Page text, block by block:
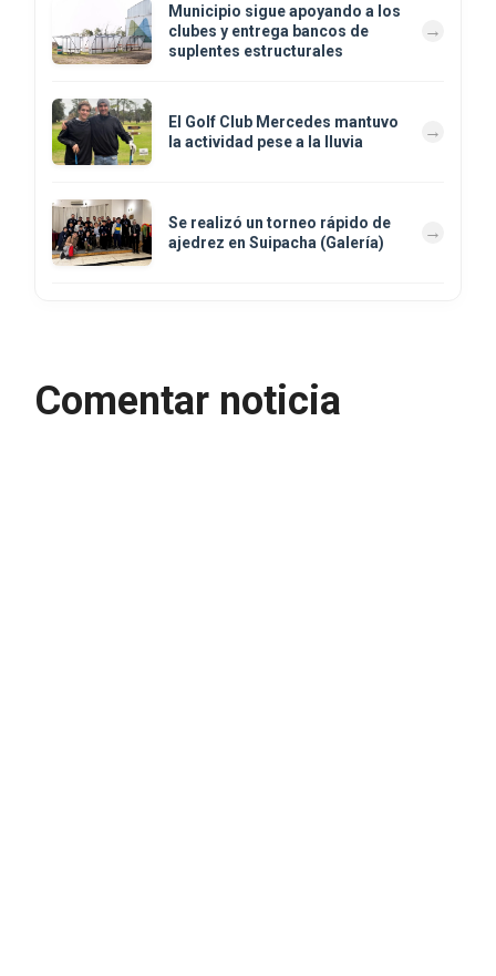
Municipio sigue apoyando a los
clubes y entrega bancos de
suplentes estructurales
El Golf Club Mercedes mantuvo
la actividad pese a la lluvia
Se realizó un torneo rápido de
ajedrez en Suipacha (Galería)
Comentar noticia